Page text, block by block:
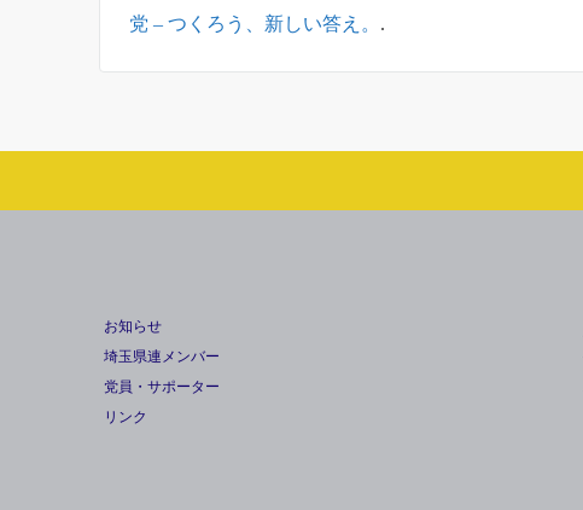
党 – つくろう、新しい答え。 .
お知らせ
埼玉県連メンバー
党員・サポーター
リンク